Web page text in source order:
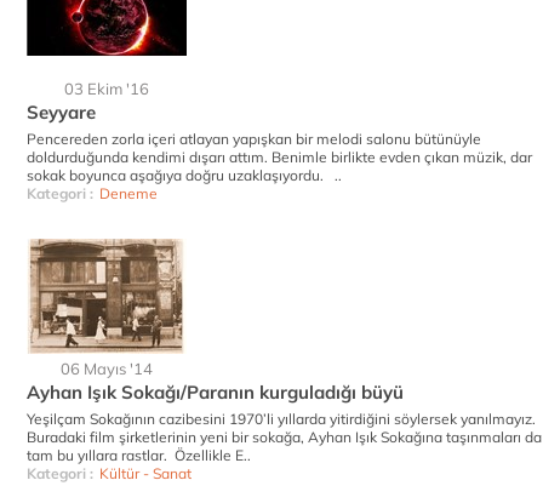
03 Ekim '16
Seyyare
Pencereden zorla içeri atlayan yapışkan bir melodi salonu bütünüyle
doldurduğunda kendimi dışarı attım. Benimle birlikte evden çıkan müzik, dar
sokak boyunca aşağıya doğru uzaklaşıyordu. ..
Kategori : Deneme
06 Mayıs '14
Ayhan Işık Sokağı/Paranın kurguladığı büyü
Yeşilçam Sokağının cazibesini 1970’li yıllarda yitirdiğini söylersek yanılmayız.
Buradaki film şirketlerinin yeni bir sokağa, Ayhan Işık Sokağına taşınmaları da
tam bu yıllara rastlar. Özellikle E..
Kategori : Kültür - Sanat